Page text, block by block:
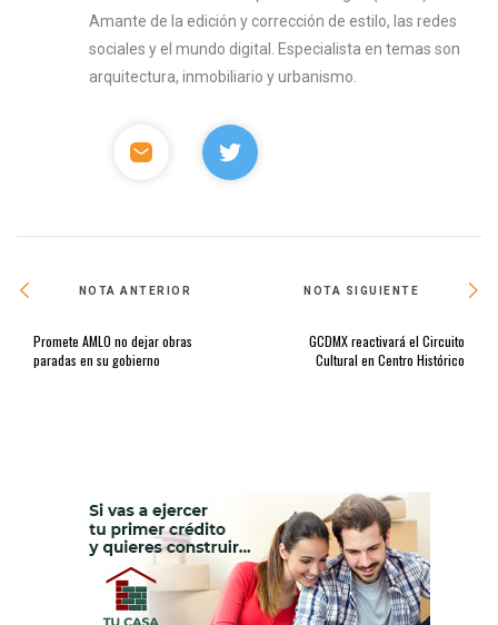
Amante de la edición y corrección de estilo, las redes
sociales y el mundo digital. Especialista en temas son
arquitectura, inmobiliario y urbanismo.
NOTA ANTERIOR
Promete AMLO no dejar obras
paradas en su gobierno
NOTA SIGUIENTE
GCDMX reactivará el Circuito
Cultural en Centro Histórico